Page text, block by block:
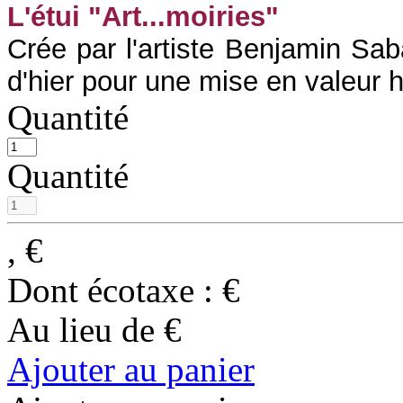
L'étui "Art...moiries"
Crée par l'artiste Benjamin
d'hier pour une mise en valeur
Quantité
Quantité
, €
Dont écotaxe : €
Au lieu de €
Ajouter au panier